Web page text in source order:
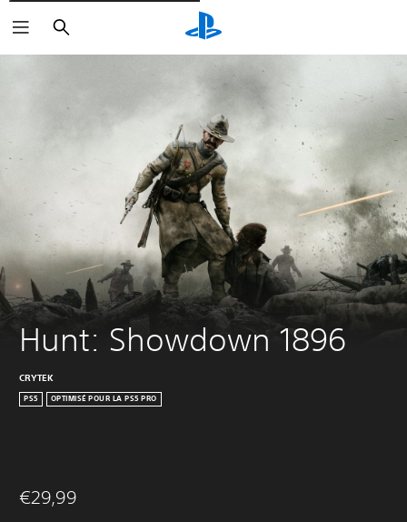
Rechercher
Hunt: Showdown 1896
CRYTEK
PS5 OPTIMISÉ POUR LA PS5 PRO
€29,99